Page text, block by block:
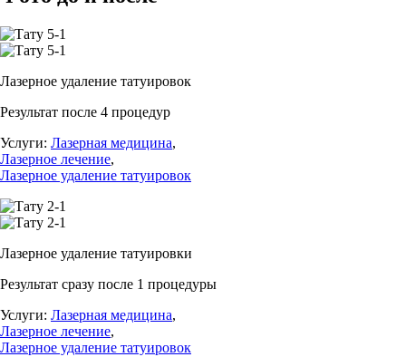
Лазерное удаление татуировок
Результат после 4 процедур
Услуги: Лазерная медицина,
Лазерное лечение,
Лазерное удаление татуировок
Лазерное удаление татуировки
Результат сразу после 1 процедуры
Услуги: Лазерная медицина,
Лазерное лечение,
Лазерное удаление татуировок